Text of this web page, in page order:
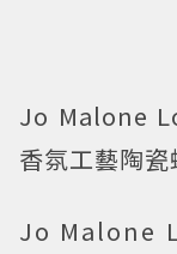
Jo Malone
香氛工藝陶瓷
Jo Malone